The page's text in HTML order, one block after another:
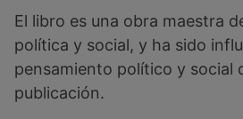
El libro es una obra maestra
política y social, y ha sido
pensamiento político y social
publicación.